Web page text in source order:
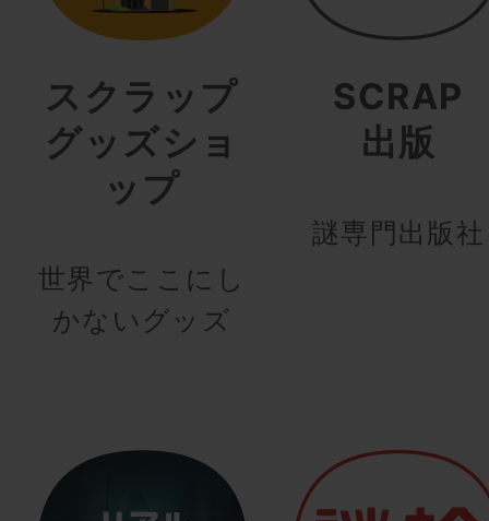
スクラップ
グッズショ
ップ
世界でここにし
かないグッズ
SCRAP
出版
謎専門出版社